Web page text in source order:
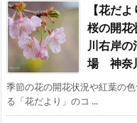
【花だ
桜の開
川右岸
場 神奈
季節の花の開花状況や紅葉の
る「花だより」のコ ...